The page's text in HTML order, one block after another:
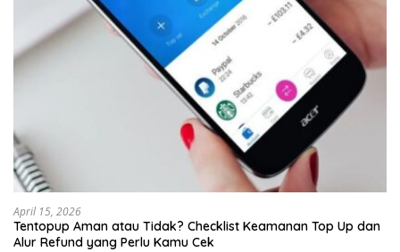
April 15, 2026
Tentopup Aman atau Tidak? Checklist Keamanan Top Up dan
Alur Refund yang Perlu Kamu Cek